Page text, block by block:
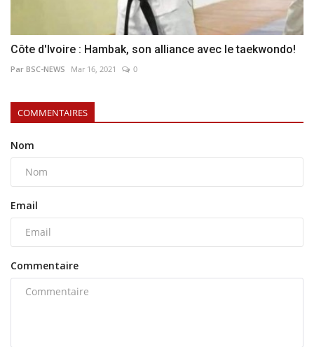
Côte d'Ivoire : Hambak, son alliance avec le taekwondo!
Par BSC-NEWS Mar 16, 2021 0
COMMENTAIRES
Nom
Email
Commentaire